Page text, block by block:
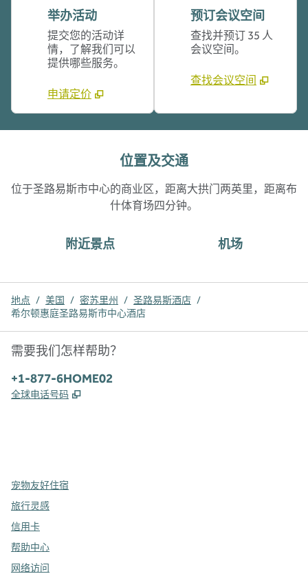
举办活动
提交您的活动详
情，了解我们可以
提供哪些服务。
申请定价
预订会议空间
查找并预订 35 人
会议空间。
查找会议空间
位置及交通
位于圣路易斯市中心的商业区，距离大拱门两英里，距离布
什体育场四分钟。
附近景点 机场
地点 / 美国 / 密苏里州 / 圣路易斯酒店 /
希尔顿惠庭圣路易斯市中心酒店
需要我们怎样帮助？
电话:
+1-877-6HOME02
全球电话号码 ,
宠物友好住宿
旅行灵感
信用卡
帮助中心
网络访问